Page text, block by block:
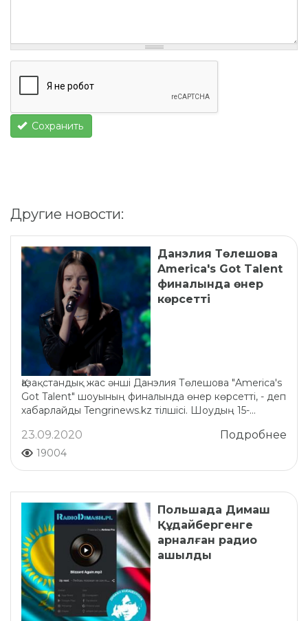
Сохранить
Другие новости:
Данэлия Төлешова
America's Got Talent
финалында өнер
көрсетті
Қазақстандық жас әнші Данэлия Төлешова "America's
Got Talent" шоуының финалында өнер көрсетті, - деп
хабарлайды Tengrinews.kz тілшісі. Шоудың 15-...
Подробнее
23.09.2020
19004
Польшада Димаш
Құдайбергенге
арналған радио
ашылды